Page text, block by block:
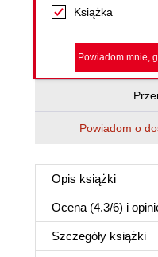
Książka
Powiadom mnie,
Powiadom o
Opis książki
Ocena (4.3/6) i
Szczegóły książki